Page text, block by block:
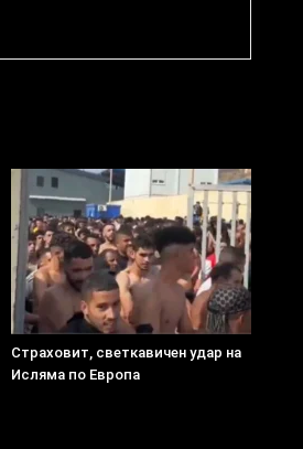
Страховит, светкавичен удар на
Исляма по Европа